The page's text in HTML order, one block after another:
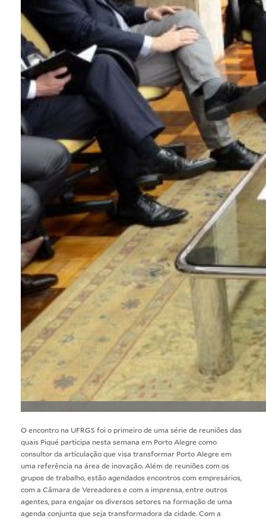
O encontro na UFRGS foi o primeiro de uma série de reuniões das
quais Piqué participa nesta semana em Porto Alegre como
consultor da articulação que visa transformar Porto Alegre em
uma referência na área de inovação. Além de reuniões com os
grupos de trabalho, estão agendados encontros com empresários,
com a Câmara de Vereadores e com a imprensa, entre outros
agentes, para engajar os diversos setores na formação de uma
agenda conjunta que seja transformadora da cidade. Com a